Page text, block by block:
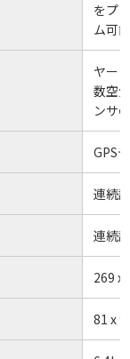
をプ
ム可
ヤー
数空
ンサ
GPS
連続
連続
269 x
81 x